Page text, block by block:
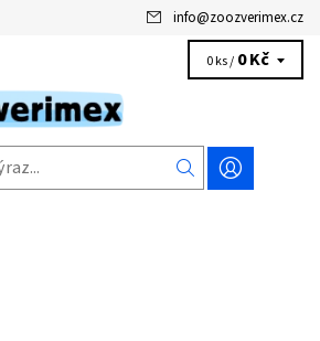
info@zoozverimex.cz
0 ks / 0 Kč